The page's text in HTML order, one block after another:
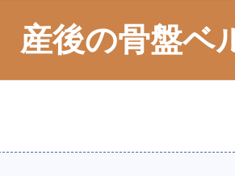
産後の骨盤ベ